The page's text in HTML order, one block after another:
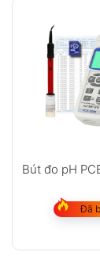
Bút đo pH
Đã